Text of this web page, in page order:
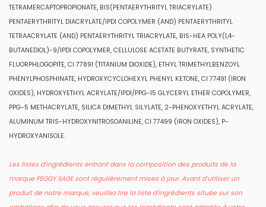
TETRAMERCAPTOPROPIONATE, BIS(PENTAERYTHRITYL TRIACRYLATE)
PENTAERYTHRITYL DIACRYLATE/IPDI COPOLYMER (AND) PENTAERYTHRITYL
TETRAACRYLATE (AND) PENTAERYTHRITYL TRIACRYLATE, BIS-HEA POLY(1,4-
BUTANEDIOL)-9/IPDI COPOLYMER, CELLULOSE ACETATE BUTYRATE, SYNTHETIC
FLUORPHLOGOPITE, CI 77891 (TITANIUM DIOXIDE), ETHYL TRIMETHYLBENZOYL
PHENYLPHOSPHINATE, HYDROXYCYCLOHEXYL PHENYL KETONE, CI 77491 (IRON
OXIDES), HYDROXYETHYL ACRYLATE/IPDI/PPG-15 GLYCERYL ETHER COPOLYMER,
PPG-5 METHACRYLATE, SILICA DIMETHYL SILYLATE, 2-PHENOXYETHYL ACRYLATE,
ALUMINUM TRIS-HYDROXYNITROSOANILINE, CI 77499 (IRON OXIDES), P-
HYDROXYANISOLE.
Les listes d'ingrédients entrant dans la composition des produits de la
marque PEGGY SAGE sont régulièrement mises à jour. Avant d'utiliser un
produit de notre marque, veuillez lire la liste d'ingrédients située sur son